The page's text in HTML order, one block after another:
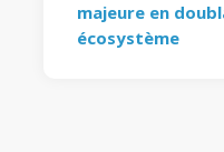
majeure en
écosystème